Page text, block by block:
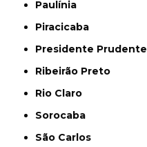
Paulínia
Piracicaba
Presidente Prudente
Ribeirão Preto
Rio Claro
Sorocaba
São Carlos